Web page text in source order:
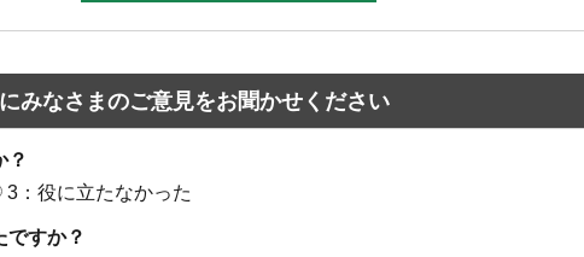
みなさまのご意見をお聞かせください
？
3：役に立たなかった
ですか？